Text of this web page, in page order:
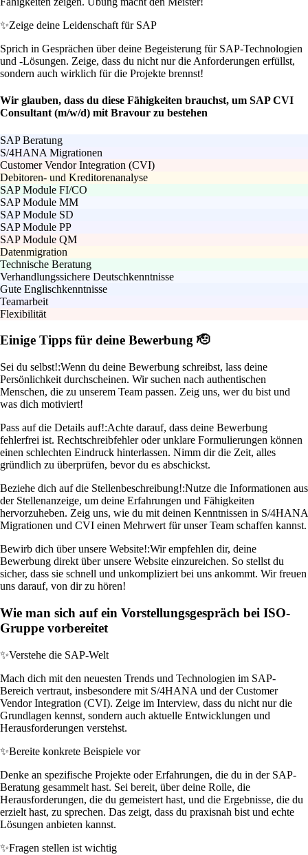
✨Zeige deine Leidenschaft für SAP
Sprich in Gesprächen über deine Begeisterung für SAP-Technologien
und -Lösungen. Zeige, dass du nicht nur die Anforderungen erfüllst,
sondern auch wirklich für die Projekte brennst!
Wir glauben, dass du diese Fähigkeiten brauchst, um SAP CVI
Consultant (m/w/d) mit Bravour zu bestehen
SAP Beratung
S/4HANA Migrationen
Customer Vendor Integration (CVI)
Debitoren- und Kreditorenanalyse
SAP Module FI/CO
SAP Module MM
SAP Module SD
SAP Module PP
SAP Module QM
Datenmigration
Technische Beratung
Verhandlungssichere Deutschkenntnisse
Gute Englischkenntnisse
Teamarbeit
Flexibilität
Einige Tipps für deine Bewerbung 🫡
Sei du selbst!:Wenn du deine Bewerbung schreibst, lass deine
Persönlichkeit durchscheinen. Wir suchen nach authentischen
Menschen, die zu unserem Team passen. Zeig uns, wer du bist und
was dich motiviert!
Pass auf die Details auf!:Achte darauf, dass deine Bewerbung
fehlerfrei ist. Rechtschreibfehler oder unklare Formulierungen können
einen schlechten Eindruck hinterlassen. Nimm dir die Zeit, alles
gründlich zu überprüfen, bevor du es abschickst.
Beziehe dich auf die Stellenbeschreibung!:Nutze die Informationen aus
der Stellenanzeige, um deine Erfahrungen und Fähigkeiten
hervorzuheben. Zeig uns, wie du mit deinen Kenntnissen in S/4HANA
Migrationen und CVI einen Mehrwert für unser Team schaffen kannst.
Bewirb dich über unsere Website!:Wir empfehlen dir, deine
Bewerbung direkt über unsere Website einzureichen. So stellst du
sicher, dass sie schnell und unkompliziert bei uns ankommt. Wir freuen
uns darauf, von dir zu hören!
Wie man sich auf ein Vorstellungsgespräch bei ISO-
Gruppe vorbereitet
✨Verstehe die SAP-Welt
Mach dich mit den neuesten Trends und Technologien im SAP-
Bereich vertraut, insbesondere mit S/4HANA und der Customer
Vendor Integration (CVI). Zeige im Interview, dass du nicht nur die
Grundlagen kennst, sondern auch aktuelle Entwicklungen und
Herausforderungen verstehst.
✨Bereite konkrete Beispiele vor
Denke an spezifische Projekte oder Erfahrungen, die du in der SAP-
Beratung gesammelt hast. Sei bereit, über deine Rolle, die
Herausforderungen, die du gemeistert hast, und die Ergebnisse, die du
erzielt hast, zu sprechen. Das zeigt, dass du praxisnah bist und echte
Lösungen anbieten kannst.
✨Fragen stellen ist wichtig